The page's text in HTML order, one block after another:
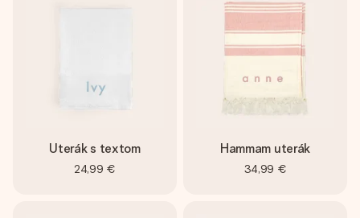
Uterák s textom
24,99 €
Hammam uterák
34,99 €